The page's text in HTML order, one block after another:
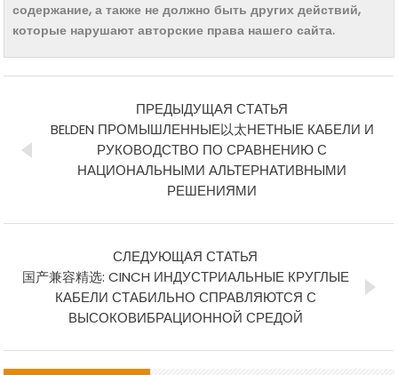
содержание, а также не должно быть других действий,
которые нарушают авторские права нашего сайта.
ПРЕДЫДУЩАЯ СТАТЬЯ
BELDEN ПРОМЫШЛЕННЫЕ以太НЕТНЫЕ КАБЕЛИ И
РУКОВОДСТВО ПО СРАВНЕНИЮ С
НАЦИОНАЛЬНЫМИ АЛЬТЕРНАТИВНЫМИ
РЕШЕНИЯМИ
СЛЕДУЮЩАЯ СТАТЬЯ
国产兼容精选: CINCH ИНДУСТРИАЛЬНЫЕ КРУГЛЫЕ
КАБЕЛИ СТАБИЛЬНО СПРАВЛЯЮТСЯ С
ВЫСОКОВИБРАЦИОННОЙ СРЕДОЙ